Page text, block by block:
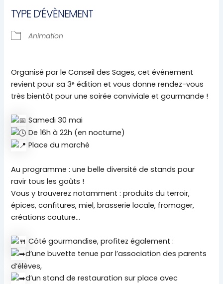
TYPE D’ÉVÈNEMENT
Animation
Organisé par le Conseil des Sages, cet événement
revient pour sa 3ᵉ édition et vous donne rendez-vous
très bientôt pour une soirée conviviale et gourmande !
Samedi 30 mai
De 16h à 22h (en nocturne)
Place du marché
Au programme : une belle diversité de stands pour
ravir tous les goûts !
Vous y trouverez notamment : produits du terroir,
épices, confitures, miel, brasserie locale, fromager,
créations couture…
Côté gourmandise, profitez également :
d’une buvette tenue par l’association des parents
d’élèves,
d’un stand de restauration sur place avec